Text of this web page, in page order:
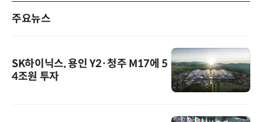
주요뉴스
SK하이닉스, 용인 Y2·청주 M17에 5
4조원 투자